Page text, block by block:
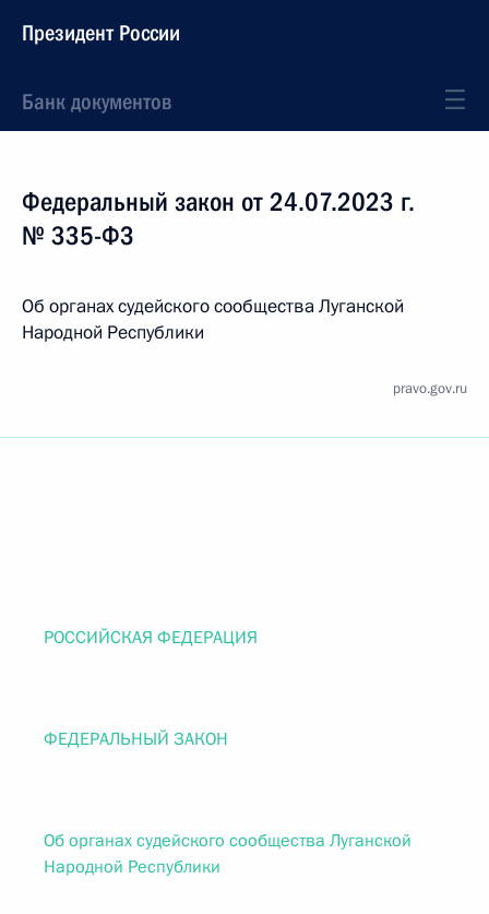
Президент России
Банк документов
Федеральный закон от 24.07.2023 г.
№ 335-ФЗ
Об органах судейского сообщества Луганской
Народной Республики
pravo.gov.ru
РОССИЙСКАЯ ФЕДЕРАЦИЯ
ФЕДЕРАЛЬНЫЙ ЗАКОН
Об органах судейского сообщества Луганской
Народной Республики